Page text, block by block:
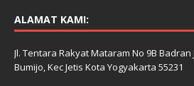
ALAMAT KAMI:
Jl. Tentara Rakyat Mataram No 9B Badran
Bumijo, Kec Jetis Kota Yogyakarta 55231